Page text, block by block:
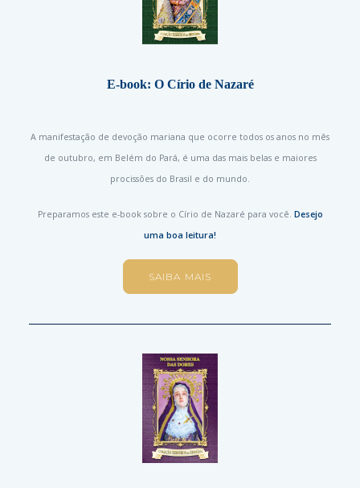
E-book: O Círio de Nazaré
A manifestação de devoção mariana que ocorre todos os anos no mês
de outubro, em Belém do Pará, é uma das mais belas e maiores
procissões do Brasil e do mundo.
Preparamos este e-book sobre o Círio de Nazaré para você. Desejo
uma boa leitura!
SAIBA MAIS